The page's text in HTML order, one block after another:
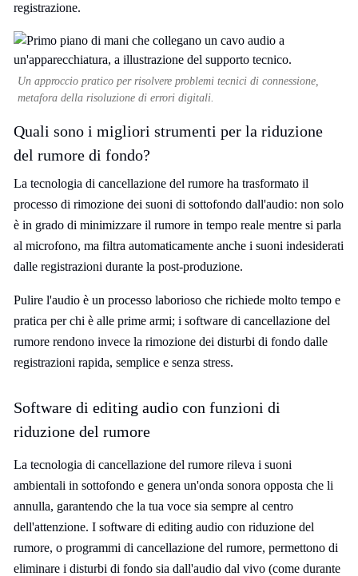
registrazione.
Un approccio pratico per risolvere problemi tecnici di connessione,
metafora della risoluzione di errori digitali.
Quali sono i migliori strumenti per la riduzione
del rumore di fondo?
La tecnologia di cancellazione del rumore ha trasformato il
processo di rimozione dei suoni di sottofondo dall'audio: non solo
è in grado di minimizzare il rumore in tempo reale mentre si parla
al microfono, ma filtra automaticamente anche i suoni indesiderati
dalle registrazioni durante la post-produzione.
Pulire l'audio è un processo laborioso che richiede molto tempo e
pratica per chi è alle prime armi; i software di cancellazione del
rumore rendono invece la rimozione dei disturbi di fondo dalle
registrazioni rapida, semplice e senza stress.
Software di editing audio con funzioni di
riduzione del rumore
La tecnologia di cancellazione del rumore rileva i suoni
ambientali in sottofondo e genera un'onda sonora opposta che li
annulla, garantendo che la tua voce sia sempre al centro
dell'attenzione. I software di editing audio con riduzione del
rumore, o programmi di cancellazione del rumore, permettono di
eliminare i disturbi di fondo sia dall'audio dal vivo (come durante